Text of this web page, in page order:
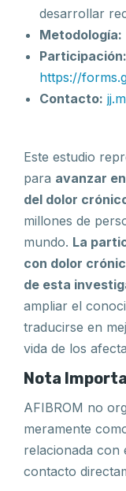
desarrollar
Metodología:
Participación:
https://
Contacto:
Este estudio
para avanzar
del dolor
millones de
mundo. La
con dolor
de esta
ampliar el
traducirse en
vida de los
Nota
AFIBROM no
meramente
relacionada con
contacto